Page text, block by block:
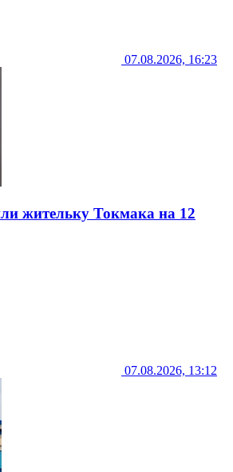
07.08.2026, 16:23
жительку Токмака на 12
07.08.2026, 13:12